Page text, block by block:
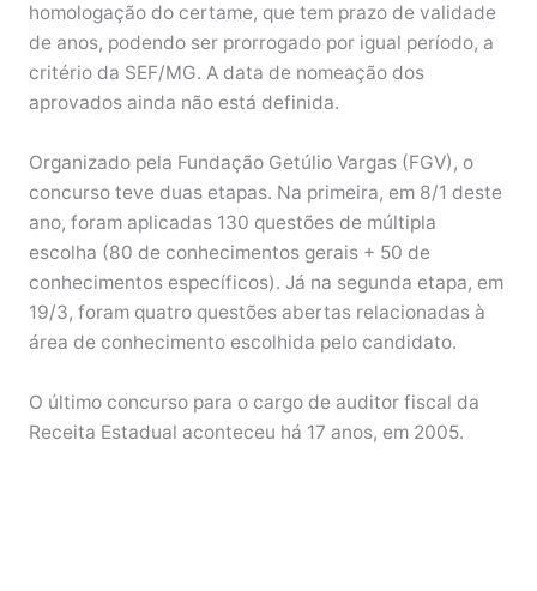
homologação do certame, que tem prazo de validade
de anos, podendo ser prorrogado por igual período, a
critério da SEF/MG. A data de nomeação dos
aprovados ainda não está definida.
Organizado pela Fundação Getúlio Vargas (FGV), o
concurso teve duas etapas. Na primeira, em 8/1 deste
ano, foram aplicadas 130 questões de múltipla
escolha (80 de conhecimentos gerais + 50 de
conhecimentos específicos). Já na segunda etapa, em
19/3, foram quatro questões abertas relacionadas à
área de conhecimento escolhida pelo candidato.
O último concurso para o cargo de auditor fiscal da
Receita Estadual aconteceu há 17 anos, em 2005.